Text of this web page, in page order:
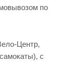
по
Центр,
с